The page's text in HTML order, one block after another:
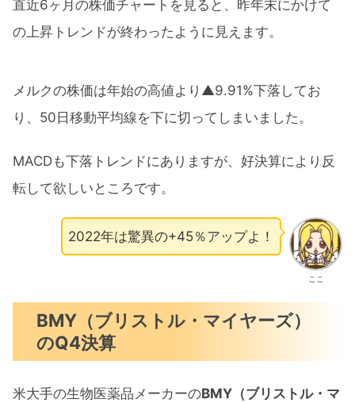
直近6ヶ月の株価チャートを見ると、昨年末にかけて
の上昇トレンドが終わったように見えます。
メルクの株価は年始の高値より▲9.91%下落してお
り、50日移動平均線を下に切ってしまいました。
MACDも下落トレンドにありますが、好決算により反
転して欲しいところです。
ここ
2022年は驚異の+45％アップよ！
BMY（ブリストル・マイヤーズ）
のQ4決算
米大手の生物医薬品メーカーのBMY（ブリストル・マ